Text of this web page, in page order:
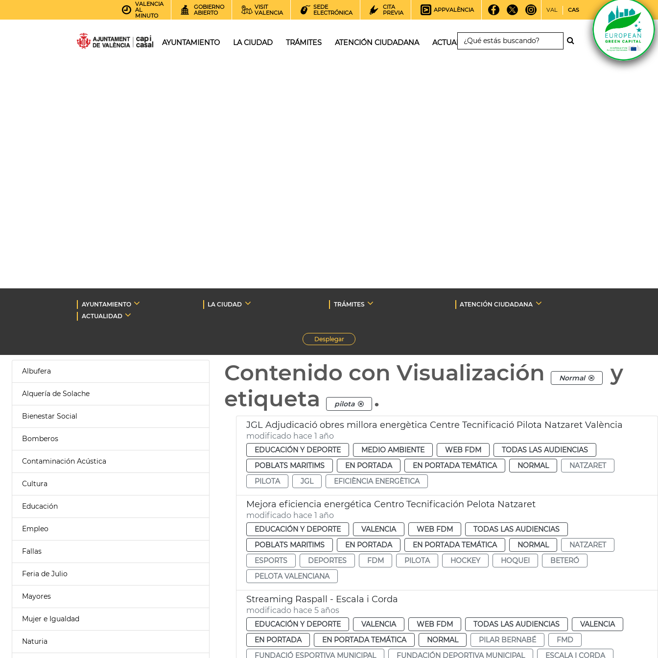
VALENCIA
AL
MINUTO
GOBIERNO
ABIERTO
VISIT
VALENCIA
SEDE
ELECTRÓNICA
CITA
PREVIA
APPVALÈNCIA VAL CAS
AYUNTAMIENTO LA CIUDAD TRÁMITES ATENCIÓN CIUDADANA ACTUALIDAD
AYUNTAMIENTO LA CIUDAD TRÁMITES
ATENCIÓN CIUDADANA
ACTUALIDAD
Desplegar
Albufera
Alquería de Solache
Bienestar Social
Bomberos
Contaminación Acústica
Cultura
Educación
Empleo
Fallas
Feria de Julio
Mayores
Mujer e Igualdad
Naturia
Contenido con Visualización Normal
y
etiqueta
pilota .
JGL Adjudicació obres millora energètica Centre Tecnificació Pilota Natzaret València
modificado hace 1 año
EDUCACIÓN Y DEPORTE MEDIO AMBIENTE WEB FDM
TODAS LAS AUDIENCIAS
POBLATS MARITIMS
EN PORTADA EN PORTADA TEMÁTICA NORMAL
NATZARET
PILOTA
JGL EFICIÈNCIA ENERGÈTICA
Mejora eficiencia energética Centro Tecnificación Pelota Natzaret
modificado hace 1 año
EDUCACIÓN Y DEPORTE VALENCIA WEB FDM
TODAS LAS AUDIENCIAS
POBLATS MARITIMS
EN PORTADA EN PORTADA TEMÁTICA NORMAL
NATZARET
ESPORTS
DEPORTES FDM PILOTA HOCKEY HOQUEI
BETERÓ
PELOTA VALENCIANA
Streaming Raspall - Escala i Corda
modificado hace 5 años
EDUCACIÓN Y DEPORTE VALENCIA WEB FDM TODAS LAS AUDIENCIAS
VALENCIA
EN PORTADA
EN PORTADA TEMÁTICA NORMAL PILAR BERNABÉ
FMD
FUNDACIÓ ESPORTIVA MUNICIPAL
FUNDACIÓN DEPORTIVA MUNICIPAL
ESCALA I CORDA